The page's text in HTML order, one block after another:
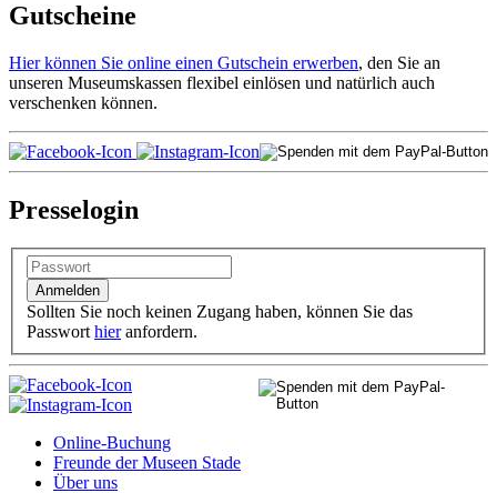
Gutscheine
Hier können Sie online einen Gutschein erwerben, den Sie an
unseren Museumskassen flexibel einlösen und natürlich auch
verschenken können.
Presselogin
Sollten Sie noch keinen Zugang haben, können Sie das
Passworthieranfordern.
Online-Buchung
Freunde der Museen Stade
Über uns